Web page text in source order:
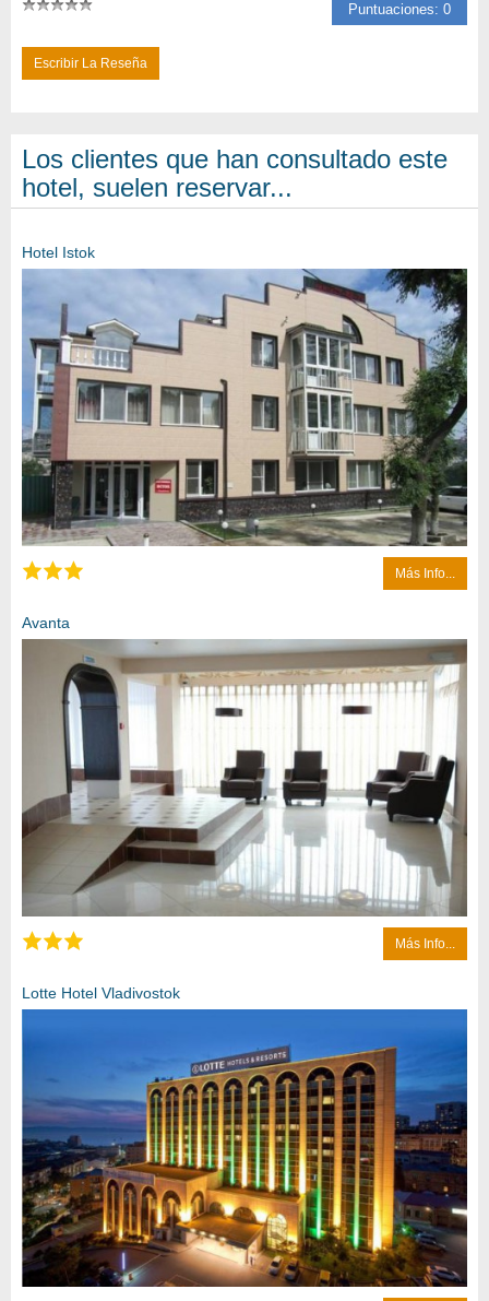
Puntuaciones: 0
Escribir La Reseña
Los clientes que han consultado este
hotel, suelen reservar...
Hotel Istok
Más Info...
Avanta
Más Info...
Lotte Hotel Vladivostok